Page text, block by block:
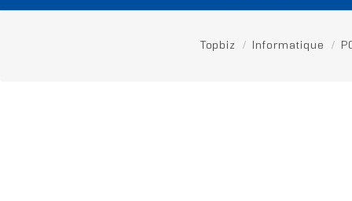
Topbiz Informatique